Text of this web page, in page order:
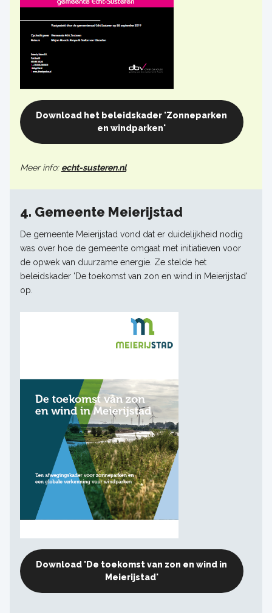
Download het beleidskader 'Zonneparken
en windparken'
Meer info: echt-susteren.nl
4. Gemeente Meierijstad
De gemeente Meierijstad vond dat er duidelijkheid nodig
was over hoe de gemeente omgaat met initiatieven voor
de opwek van duurzame energie. Ze stelde het
beleidskader 'De toekomst van zon en wind in Meierijstad'
op.
Download 'De toekomst van zon en wind in
Meierijstad'